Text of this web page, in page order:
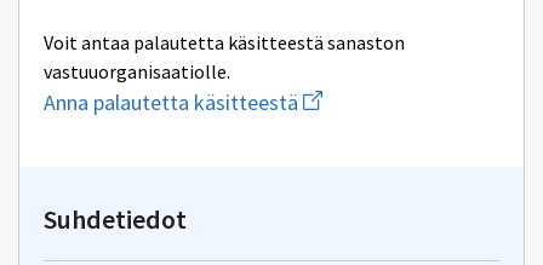
Voit antaa palautetta käsitteestä sanaston
vastuuorganisaatiolle.
Anna palautetta käsitteestä Aloita
uuden
Suhdetiedot